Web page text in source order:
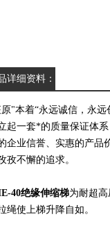
详细资料：
原"本着“永远诚信，永
起一套*的质量保证体
企业信誉、实惠的产品
孜不懈的追求。
40绝缘伸缩梯为耐超
绳使上梯升降自如。